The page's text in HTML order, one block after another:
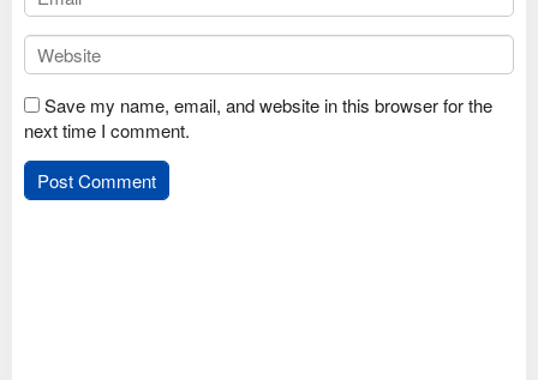
Save my name, email, and website in this browser for the
next time I comment.